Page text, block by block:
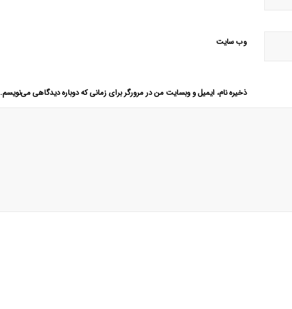
وب‌ سایت
ذخیره نام، ایمیل و وبسایت من در مرورگر برای زمانی که دوباره دیدگاهی می‌نویسم.